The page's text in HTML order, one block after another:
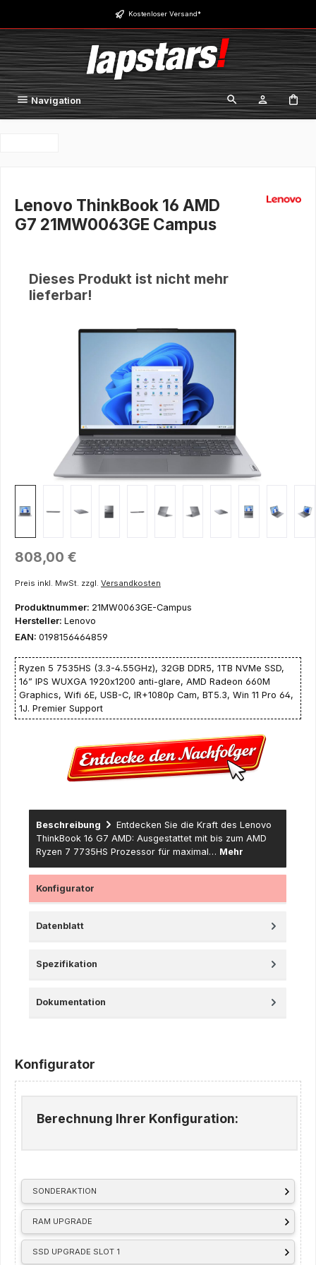
Zum Hauptinhalt springen Kostenloser Versand*
Navigation
Lenovo ThinkBook 16 AMD
G7 21MW0063GE Campus
Dieses Produkt ist nicht mehr
lieferbar!
Bildergalerie überspringen
Regulärer Preis:
808,00 €
Preis inkl. MwSt. zzgl. Versandkosten
Produktnummer: 21MW0063GE-Campus
Hersteller: Lenovo
EAN: 0198156464859
Ryzen 5 7535HS (3.3-4.55GHz), 32GB DDR5, 1TB NVMe SSD,
16” IPS WUXGA 1920x1200 anti-glare, AMD Radeon 660M
Graphics, Wifi 6E, USB-C, IR+1080p Cam, BT5.3, Win 11 Pro 64,
1J. Premier Support
Beschreibung
Entdecken Sie die Kraft des Lenovo
ThinkBook 16 G7 AMD: Ausgestattet mit bis zum AMD
Ryzen 7 7735HS Prozessor für maximal… Mehr
Konfigurator
Datenblatt
Spezifikation
Dokumentation
Konfigurator
SONDERAKTION
RAM UPGRADE
SSD UPGRADE SLOT 1
Berechnung Ihrer Konfiguration: